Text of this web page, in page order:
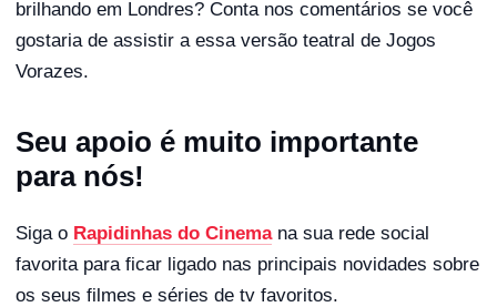
brilhando em Londres? Conta nos comentários se você
gostaria de assistir a essa versão teatral de Jogos
Vorazes.
Seu apoio é muito importante
para nós!
Siga o Rapidinhas do Cinemana sua rede social
favorita para ficar ligado nas principais novidades sobre
os seus filmes e séries de tv favoritos.